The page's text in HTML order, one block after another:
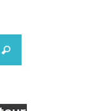
Recherche